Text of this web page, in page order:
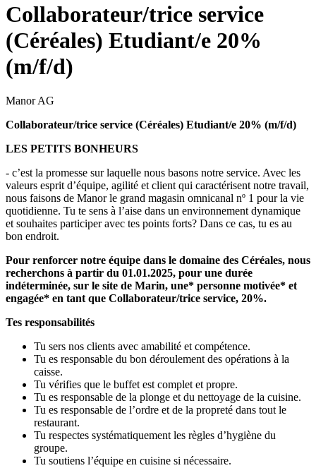
Collaborateur/trice service
(Céréales) Etudiant/e 20%
(m/f/d)
Manor AG
Collaborateur/trice service (Céréales) Etudiant/e 20% (m/f/d)
LES PETITS BONHEURS
- c’est la promesse sur laquelle nous basons notre service. Avec les
valeurs esprit d’équipe, agilité et client qui caractérisent notre travail,
nous faisons de Manor le grand magasin omnicanal nº 1 pour la vie
quotidienne. Tu te sens à l’aise dans un environnement dynamique
et souhaites participer avec tes points forts? Dans ce cas, tu es au
bon endroit.
Pour renforcer notre équipe dans le domaine des Céréales, nous
recherchons à partir du 01.01.2025, pour une durée
indéterminée, sur le site de Marin, une* personne motivée* et
engagée* en tant que Collaborateur/trice service, 20%.
Tes responsabilités
Tu sers nos clients avec amabilité et compétence.
Tu es responsable du bon déroulement des opérations à la
caisse.
Tu vérifies que le buffet est complet et propre.
Tu es responsable de la plonge et du nettoyage de la cuisine.
Tu es responsable de l’ordre et de la propreté dans tout le
restaurant.
Tu respectes systématiquement les règles d’hygiène du
groupe.
Tu soutiens l’équipe en cuisine si nécessaire.